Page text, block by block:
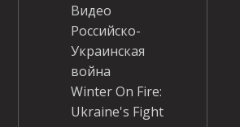
Видео
Российско-
Украинская
война
Winter On Fire:
Ukraine's Fight